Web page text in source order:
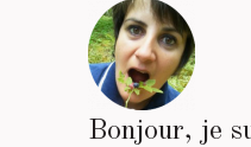
Bonjour, je